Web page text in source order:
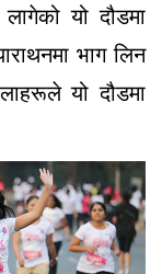
यो दौडमा
भाग लिन
यो दौडमा